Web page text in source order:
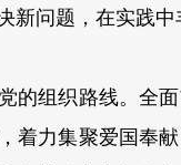
新问题，在实践
组织路线。全面
着力集聚爱国奉